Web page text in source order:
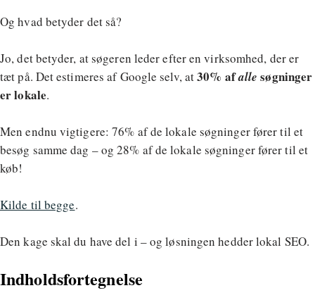
Og hvad betyder det så?
Jo, det betyder, at søgeren leder efter en virksomhed, der er
tæt på. Det estimeres af Google selv, at30% afallesøgninger
er lokale.
Men endnu vigtigere: 76% af de lokale søgninger fører til et
besøg samme dag – og 28% af de lokale søgninger fører til et
køb!
Kilde til begge.
Den kage skal du have del i – og løsningen hedder lokal SEO.
Indholdsfortegnelse